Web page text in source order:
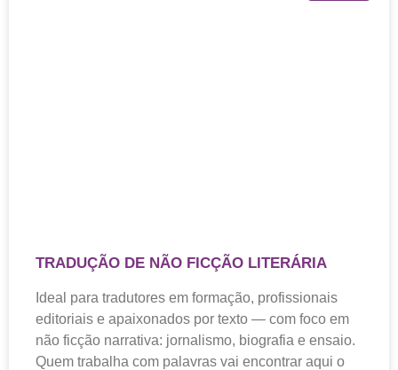
TRADUÇÃO DE NÃO FICÇÃO LITERÁRIA
Ideal para tradutores em formação, profissionais
editoriais e apaixonados por texto — com foco em
não ficção narrativa: jornalismo, biografia e ensaio.
Quem trabalha com palavras vai encontrar aqui o